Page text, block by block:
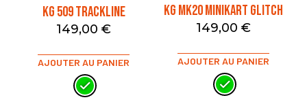
KG 509 TRACKLINE
149,00 €
AJOUTER AU PANIER
KG MK20 MINIKART GLITCH
149,00 €
AJOUTER AU PANIER